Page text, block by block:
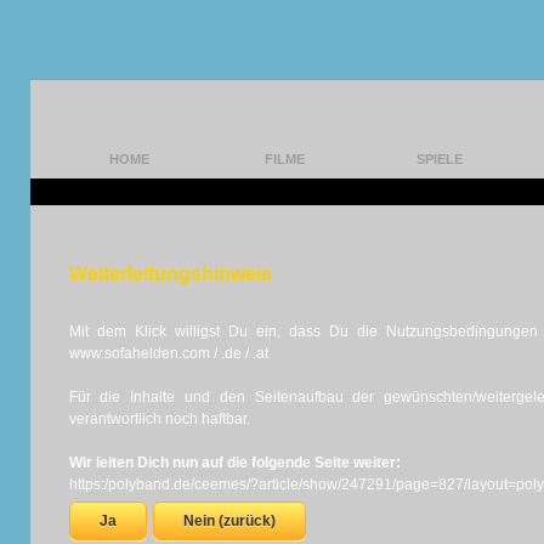
HOME FILME SPIELE
Weiterleitungshinweis
Mit dem Klick willigst Du ein, dass Du die
www.sofahelden.com / .de / .at
Für die Inhalte und den Seitenaufbau der gewünschten/
verantwortlich noch haftbar.
Wir leiten Dich nun auf die folgende Seite weiter:
https:/polyband.de/ceemes/?article/show/247291/page=827/
Ja Nein (zurück)